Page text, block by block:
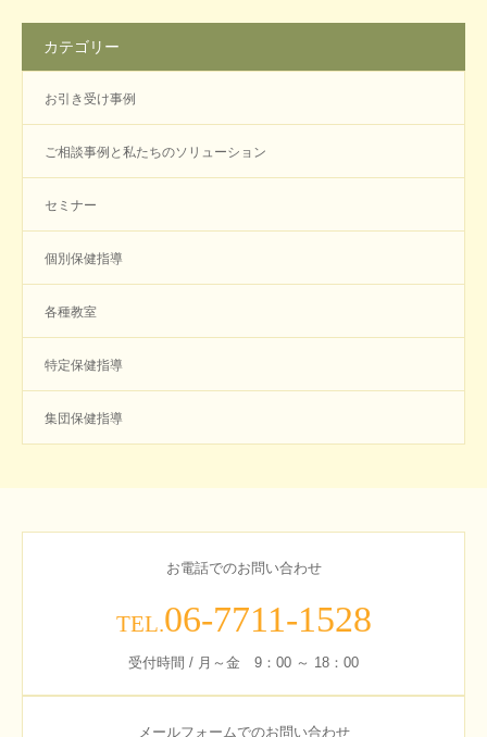
カテゴリー
お引き受け事例
ご相談事例と私たちのソリューション
セミナー
個別保健指導
各種教室
特定保健指導
集団保健指導
お電話でのお問い合わせ
TEL.06-7711-1528
受付時間 / 月～金 9：00 ～ 18：00
メールフォームでのお問い合わせ